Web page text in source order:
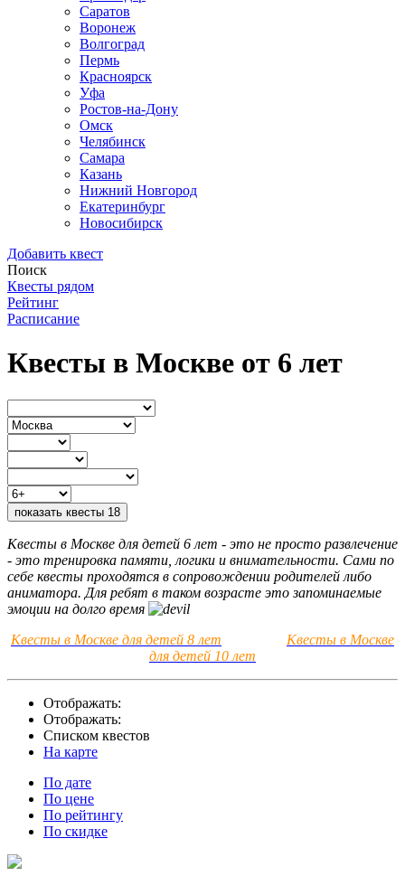
Саратов
Воронеж
Волгоград
Пермь
Красноярск
Уфа
Ростов-на-Дону
Омск
Челябинск
Самара
Казань
Нижний Новгород
Екатеринбург
Новосибирск
Добавить квест
Поиск
Квесты рядом
Рейтинг
Расписание
Квесты в Москве от 6 лет
показать квесты 18
Квесты в Москве для детей 6 лет - это не просто развлечение
- это тренировка памяти, логики и внимательности. Сами по
себе квесты проходятся в сопровождении родителей либо
аниматора. Для ребят в таком возрасте это запоминаемые
эмоции на долго время
Квесты в Москве для детей 8 лет
Квесты в Москве
для детей 10 лет
Отображать:
Отображать:
Списком квестов
На карте
По дате
По цене
По рейтингу
По скидке